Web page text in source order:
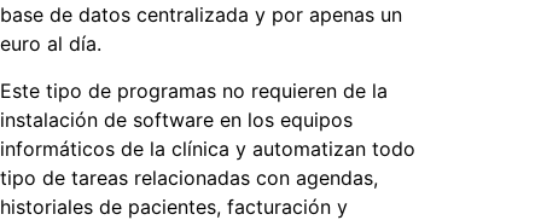
base de datos centralizada y por apenas un
euro al día.
Este tipo de programas no requieren de la
instalación de software en los equipos
informáticos de la clínica y automatizan todo
tipo de tareas relacionadas con agendas,
historiales de pacientes, facturación y